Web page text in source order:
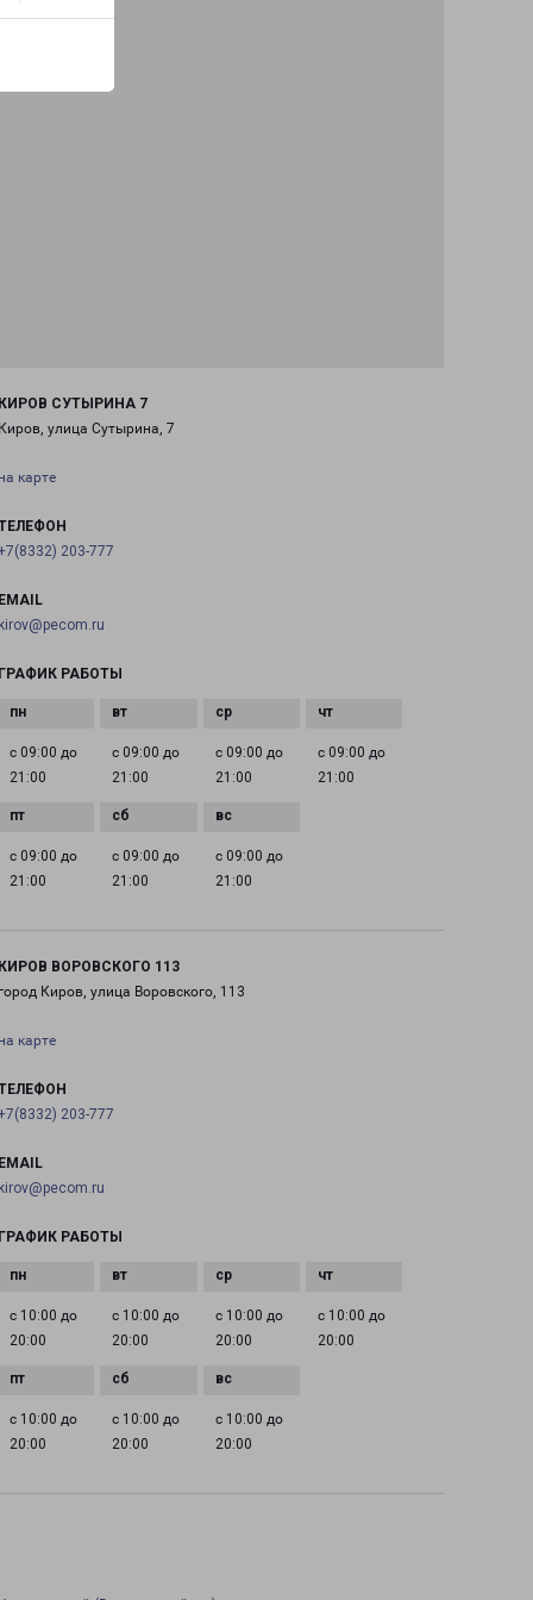
СУТЫРИНА 7
улица Сутырина, 7
карте
203-777
РАБОТЫ
с 09:00 до
21:00
с 09:00 до
21:00
с 09:00 до
21:00
с 09:00 до
21:00
с 09:00 до
21:00
с 09:00 до
21:00
с 09:00 до
21:00
ВОРОВСКОГО 113
Киров, улица Воровского, 113
карте
203-777
РАБОТЫ
с 10:00 до
20:00
с 10:00 до
20:00
с 10:00 до
20:00
с 10:00 до
20:00
с 10:00 до
20:00
с 10:00 до
20:00
с 10:00 до
20:00